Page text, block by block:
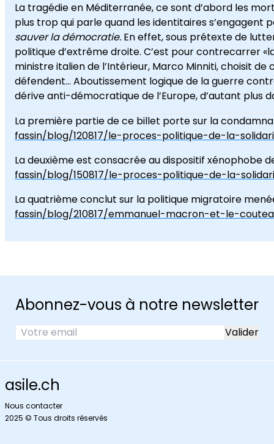
La tragédie en Méditerranée, ce sont d’abord les
plus trop qui parle quand les identitaires s’engagent
sauver la démocratie. En effet, sous prétexte de
politique d’extrême droite. C’est pour contrecarrer
ministre italien de l’Intérieur, Marco Minniti, choisit
défendent… Aboutissement logique de la guerre
dérive anti-démocratique de l’Europe, d’autant plus
La première partie de ce billet porte sur la
fassin/blog/120817/le-proces-politique-de-la-
La deuxième est consacrée au dispositif xénophobe
fassin/blog/150817/le-proces-politique-de-la-
La quatrième conclut sur la politique migratoire
fassin/blog/210817/emmanuel-macron-et-le-
Abonnez-vous à notre newsletter
asile.ch
Nous contacter
2025 © Tous droits réservés